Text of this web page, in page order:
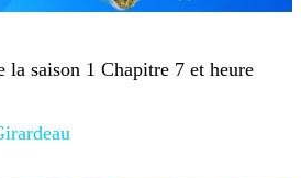
la saison 1 Chapitre 7 et heure